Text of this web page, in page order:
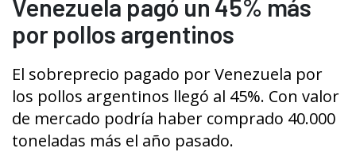
Venezuela pagó un 45% más
por pollos argentinos
El sobreprecio pagado por Venezuela por
los pollos argentinos llegó al 45%. Con valor
de mercado podría haber comprado 40.000
toneladas más el año pasado.